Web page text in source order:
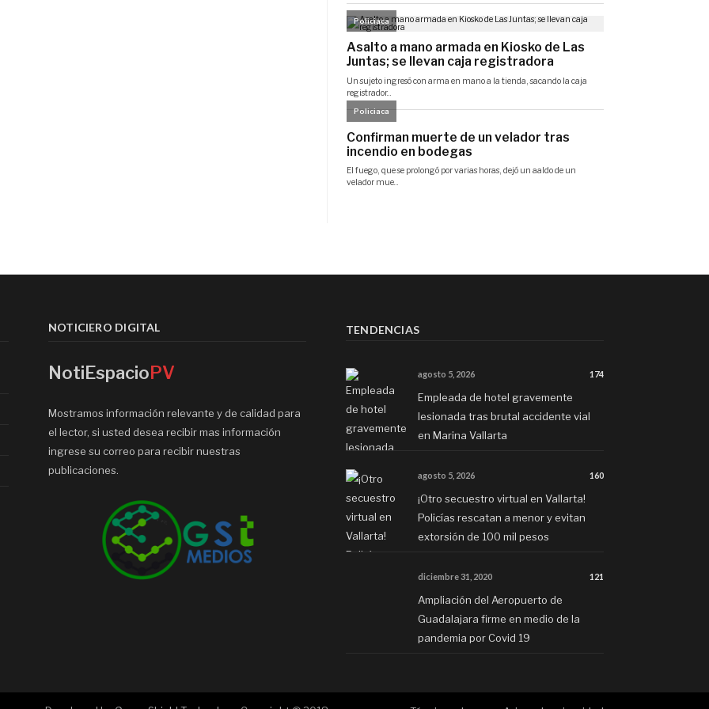
NOTICIERO DIGITAL
NotiEspacioPV
Mostramos información relevante y de calidad para
el lector, si usted desea recibir mas información
ingrese su correo para recibir nuestras
publicaciones.
TENDENCIAS
agosto 5, 2026 174
Empleada de hotel gravemente
lesionada tras brutal accidente vial
en Marina Vallarta
agosto 5, 2026 160
¡Otro secuestro virtual en Vallarta!
Policías rescatan a menor y evitan
extorsión de 100 mil pesos
diciembre 31, 2020 121
Ampliación del Aeropuerto de
Guadalajara firme en medio de la
pandemia por Covid 19